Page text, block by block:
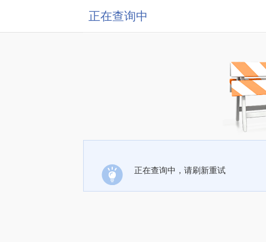
正在查询中
正在查询中，请刷新重试